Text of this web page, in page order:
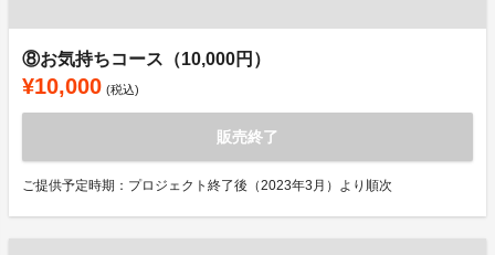
⑧お気持ちコース（10,000円）
¥10,000 (税込)
販売終了
ご提供予定時期：プロジェクト終了後（2023年3月）より順次